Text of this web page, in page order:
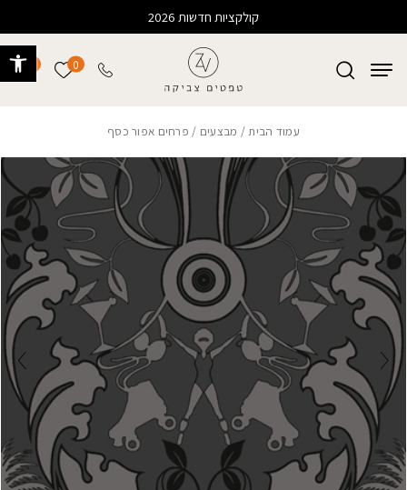
קולקציות חדשות 2026
0 הרשימה
עמוד הבית/ מבצעים / פרחים אפור כסף